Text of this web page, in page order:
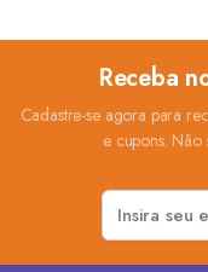
Receba
Cadastre-se agora para
e cupons. Não